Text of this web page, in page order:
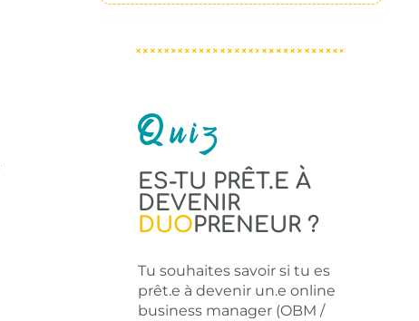
Quiz
ES-TU PRÊT.E À
DEVENIR
DUOPRENEUR ?
Tu souhaites savoir si tu es
prêt.e à devenir un.e online
business manager (OBM /